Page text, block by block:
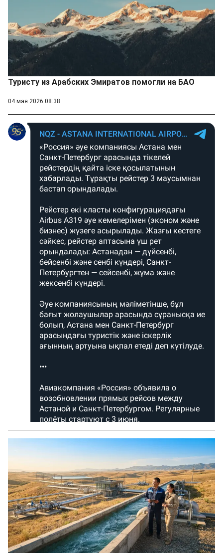
Туристу из Арабских Эмиратов помогли на БАО
04 мая 2026 08:38